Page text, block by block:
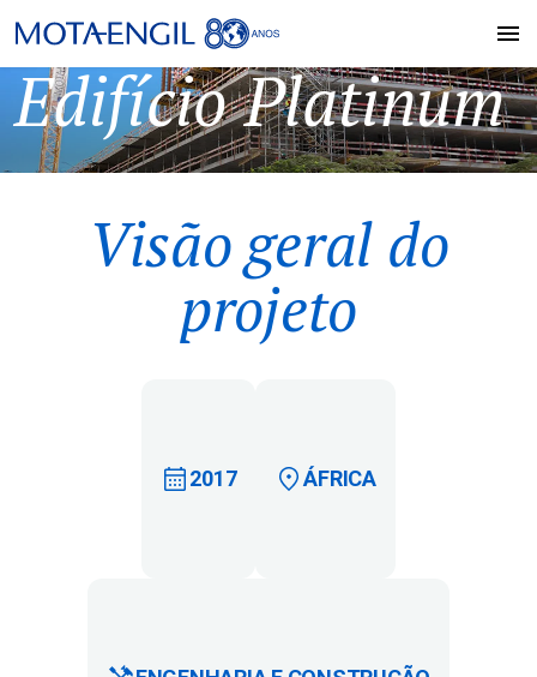
Edifício Platinum
Visão geral do
projeto
2017 ÁFRICA